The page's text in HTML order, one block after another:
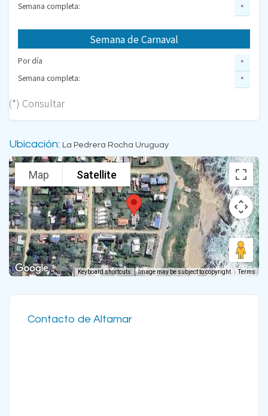
Semana completa:
*
Semana de Carnaval
Por día
Semana completa:
*
*
(*) Consultar
Ubicación: La Pedrera Rocha Uruguay
Map Satellite
Keyboard shortcuts Image may be subject to copyright Terms
Contacto de Altamar